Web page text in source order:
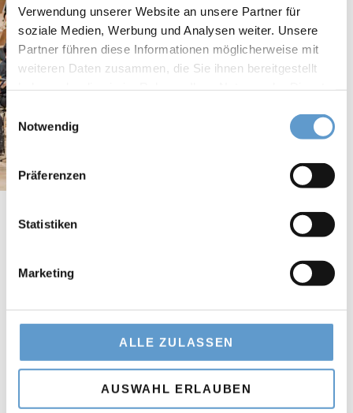
Verwendung unserer Website an unsere Partner für
soziale Medien, Werbung und Analysen weiter. Unsere
Partner führen diese Informationen möglicherweise mit
weiteren Daten zusammen, die Sie ihnen bereitgestellt
Einwilligungsauswahl
Notwendig
Präferenzen
Statistiken
Marketing
ALLE ZULASSEN
AUSWAHL ERLAUBEN
Von Kammermusikkursen bis
Aengevelt ist seit 2009 ideeller Freund und Förderer des 1992
Unterstützung hochbegabter junger Talente.
Talent ist ein großes Geschenk. Umso wichtiger